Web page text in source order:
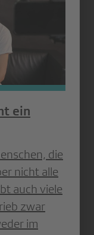
ein
die
nicht alle
auch viele
zwar
im